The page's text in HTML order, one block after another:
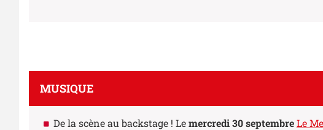
MUSIQUE
De la scène au backstage ! Lemercredi 30 septembre Le